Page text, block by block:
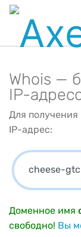
Whois —
IP-
Для
IP-адрес:
Доменное имя
свободно! Вы